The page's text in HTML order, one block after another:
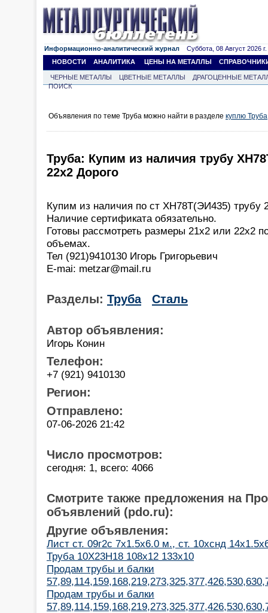
Информационно-аналитический журнал Суббота, 08 Август 2026 г.
НОВОСТИ
АНАЛИТИКА ЦЕНЫ НА МЕТАЛЛЫ
ЧЕРНЫЕ МЕТАЛЛЫ ЦВЕТНЫЕ МЕТАЛЛЫ
ДРАГОЦЕННЫЕ
ПОИСК
Объявления по теме Труба можно найти в разделе куплю Труба
Труба: Купим из наличия трубу
22х2 Дорого
Купим из наличия по ст ХН78Т(ЭИ435) трубу
Наличие сертификата обязательно.
Готовы рассмотреть размеры 21х2 или 22х2
объемах.
Тел (921)9410130 Игорь Григорьевич
E-mai: metzar@mail.ru
Разделы: Труба Сталь
Автор объявления:
Игорь Конин
Телефон:
+7 (921) 9410130
Регион:
Отправлено:
07-06-2026 21:42
Число просмотров:
сегодня: 1, всего: 4066
Смотрите также предложения на
объявлений (pdo.ru):
Другие объявления:
Лист ст. 09г2с 7х1.5х6.0 м., ст. 10хснд
Труба 10Х23Н18 108х12 133х10
Продам трубы и балки
Продам трубы и балки